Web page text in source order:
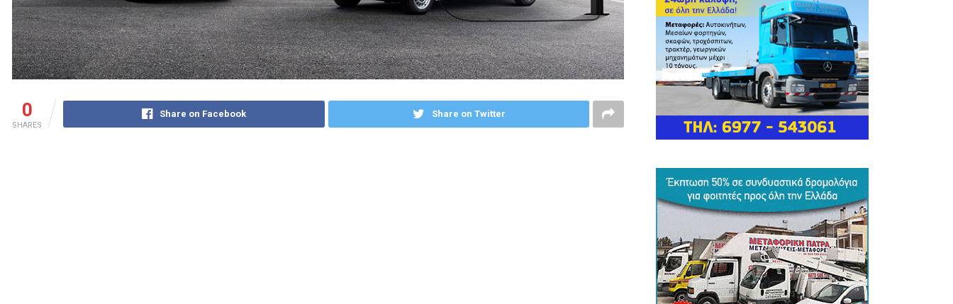
0
SHARES
Share on Facebook Share on Twitter